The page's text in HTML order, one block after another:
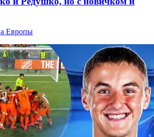
Европы